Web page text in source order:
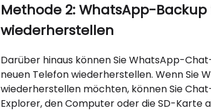
Methode 2: WhatsApp-
wiederherstellen
Darüber hinaus können Sie WhatsApp-
neuen Telefon wiederherstellen. Wenn Sie
wiederherstellen möchten, können Sie
Explorer, den Computer oder die SD-Karte